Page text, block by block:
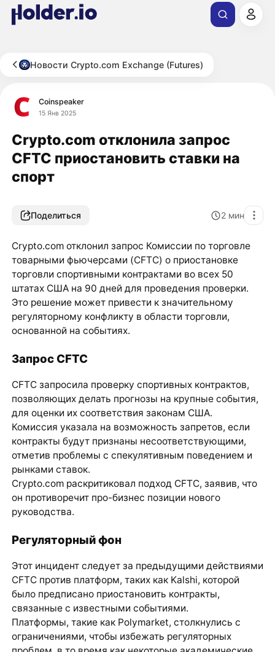
Новости Crypto.com Exchange (Futures)
Coinspeaker
15 Янв 2025
Crypto.com отклонила запрос
CFTC приостановить ставки на
спорт
Поделиться 2 мин
Crypto.com отклонил запрос Комиссии по торговле
товарными фьючерсами (CFTC) о приостановке
торговли спортивными контрактами во всех 50
штатах США на 90 дней для проведения проверки.
Это решение может привести к значительному
регуляторному конфликту в области торговли,
основанной на событиях.
Запрос CFTC
CFTC запросила проверку спортивных контрактов,
позволяющих делать прогнозы на крупные события,
для оценки их соответствия законам США.
Комиссия указала на возможность запретов, если
контракты будут признаны несоответствующими,
отметив проблемы с спекулятивным поведением и
рынками ставок.
Crypto.com раскритиковал подход CFTC, заявив, что
он противоречит про-бизнес позиции нового
руководства.
Регуляторный фон
Этот инцидент следует за предыдущими действиями
CFTC против платформ, таких как Kalshi, которой
было предписано приостановить контракты,
связанные с известными событиями.
Платформы, такие как Polymarket, столкнулись с
ограничениями, чтобы избежать регуляторных